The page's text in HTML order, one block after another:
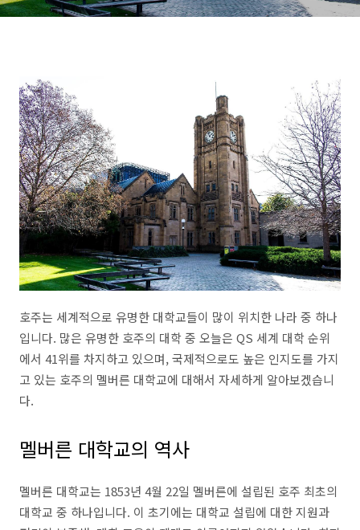
호주는 세계적으로 유명한 대학교들이 많이 위치한 나라 중 하나
입니다. 많은 유명한 호주의 대학 중 오늘은 QS 세계 대학 순위
에서 41위를 차지하고 있으며, 국제적으로도 높은 인지도를 가지
고 있는 호주의 멜버른 대학교에 대해서 자세하게 알아보겠습니
다.
멜버른 대학교의 역사
멜버른 대학교는 1853년 4월 22일 멜버른에 설립된 호주 최초의
대학교 중 하나입니다. 이 초기에는 대학교 설립에 대한 지원과